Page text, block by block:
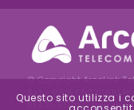
© Copyright ArcoLink
S.r.l. - P.IVA 05030810484
REA FI-511747 |
Questo sito utilizza i